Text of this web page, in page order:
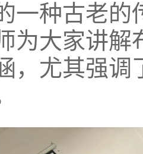
一种古老
为大家讲解
，尤其强